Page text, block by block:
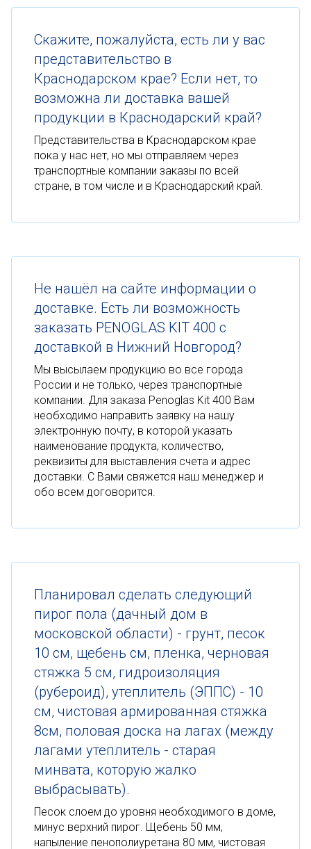
Скажите, пожалуйста, есть ли у вас
представительство в
Краснодарском крае? Если нет, то
возможна ли доставка вашей
продукции в Краснодарский край?
Представительства в Краснодарском крае
пока у нас нет, но мы отправляем через
транспортные компании заказы по всей
стране, в том числе и в Краснодарский край.
Не нашёл на сайте информации о
доставке. Есть ли возможность
заказать PENOGLAS KIT 400 с
доставкой в Нижний Новгород?
Мы высылаем продукцию во все города
России и не только, через транспортные
компании. Для заказа Penoglas Kit 400 Вам
необходимо направить заявку на нашу
электронную почту, в которой указать
наименование продукта, количество,
реквизиты для выставления счета и адрес
доставки. С Вами свяжется наш менеджер и
обо всем договорится.
Планировал сделать следующий
пирог пола (дачный дом в
московской области) - грунт, песок
10 см, щебень см, пленка, черновая
стяжка 5 см, гидроизоляция
(рубероид), утеплитель (ЭППС) - 10
см, чистовая армированная стяжка
8см, половая доска на лагах (между
лагами утеплитель - старая
минвата, которую жалко
выбрасывать).
Песок слоем до уровня необходимого в доме,
минус верхний пирог. Щебень 50 мм,
напыление пенополиуретана 80 мм, чистовая